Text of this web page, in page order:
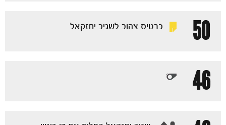
50 כרטיס צהוב לשגיב יחזקאל
46